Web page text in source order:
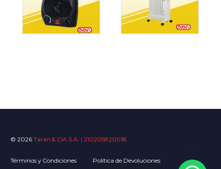
© 2026 Taran & CIA S.A. | 210205820018
Términos y Condiciones Política de Devoluciones